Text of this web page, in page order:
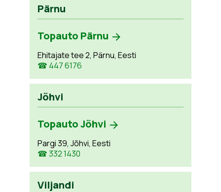
Pärnu
Topauto Pärnu
Ehitajate tee 2, Pärnu, Eesti
☎ 447 6176
Jõhvi
Topauto Jõhvi
Pargi 39, Jõhvi, Eesti
☎ 332 1430
Viljandi